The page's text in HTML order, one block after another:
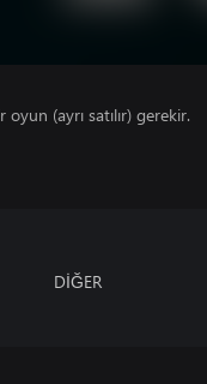
(ayrı satılır) gerekir.
DİĞER